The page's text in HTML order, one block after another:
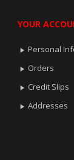
YOUR
 Personal
 Orders
 Credit Slips
 Addresses